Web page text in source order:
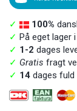
✓ 100%
✓ På eget lager
✓ 1-2 dages
✓ Gratis fragt
✓ 14 dages